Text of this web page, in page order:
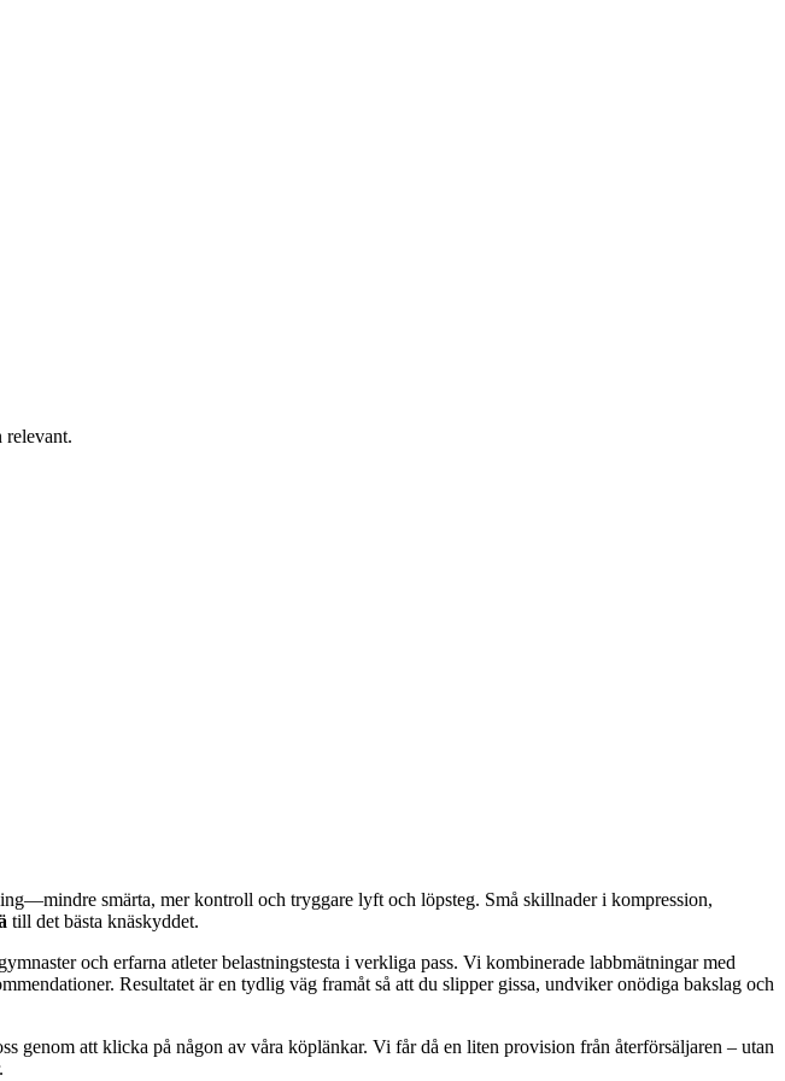
relevant.
smärta, mer kontroll och tryggare lyft och löpsteg. Små skillnader i kompression,
till det bästa knäskyddet.
och erfarna atleter belastningstesta i verkliga pass. Vi kombinerade labbmätningar med
Resultatet är en tydlig väg framåt så att du slipper gissa, undviker onödiga bakslag och
genom att klicka på någon av våra köplänkar. Vi får då en liten provision från återförsäljaren – utan